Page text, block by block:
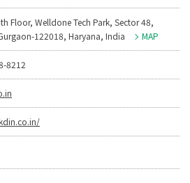
Floor, Welldone Tech Park, Sector 48,
122018, Haryana, India
MAP
8212